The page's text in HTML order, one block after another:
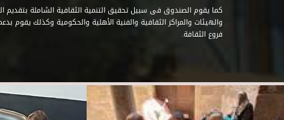
كما يقوم الصندوق فى سبيل تحقيق التنمية الثقافية الشاملة بتقديم
والهيئات والمراكز الثقافية والفنية الأهلية والحكومية وكذلك يقوم
فروع الثقافة.